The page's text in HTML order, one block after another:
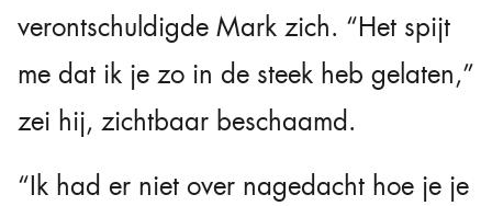
verontschuldigde Mark zich. “Het spijt
me dat ik je zo in de steek heb gelaten,”
zei hij, zichtbaar beschaamd.
“Ik had er niet over nagedacht hoe je je